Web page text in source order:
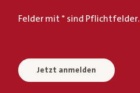
Felder mit * sind Pflichtfelder.
Jetzt anmelden